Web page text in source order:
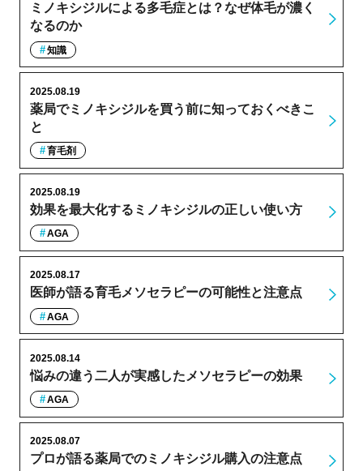
ミノキシジルによる多毛症とは？なぜ体毛が濃く
なるのか
知識
薬局でミノキシジルを買う前に知っておくべきこ
と
2025.08.19
育毛剤
効果を最大化するミノキシジルの正しい使い方
2025.08.19
AGA
医師が語る育毛メソセラピーの可能性と注意点
2025.08.17
AGA
悩みの違う二人が実感したメソセラピーの効果
2025.08.14
AGA
プロが語る薬局でのミノキシジル購入の注意点
2025.08.07